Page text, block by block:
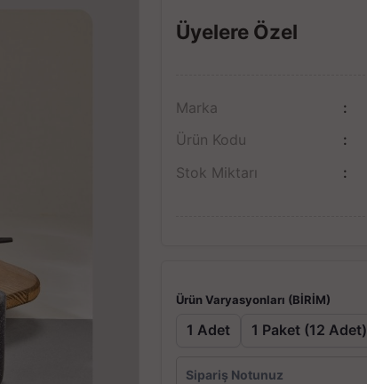
Üyelere Özel
Marka
Ürün Kodu
Stok Miktarı
Ürün Varyasyonları (BİRİM)
1 Adet 1 Paket (12 Adet)
Sipariş Notunuz